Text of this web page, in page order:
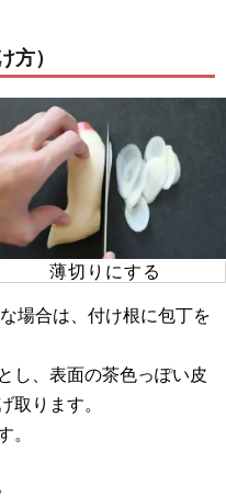
方）
薄切りにする
し、表面の茶色っぽい皮
取ります。
。